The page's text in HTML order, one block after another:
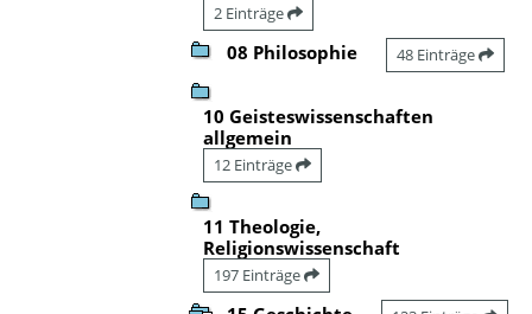
2 Einträge
08 Philosophie 48 Einträge
10 Geisteswissenschaften
allgemein
12 Einträge
11 Theologie,
Religionswissenschaft
197 Einträge